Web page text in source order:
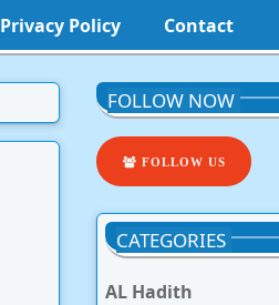
Privacy Policy Contact
FOLLOW NOW
FOLLOW US
CATEGORIES
AL Hadith